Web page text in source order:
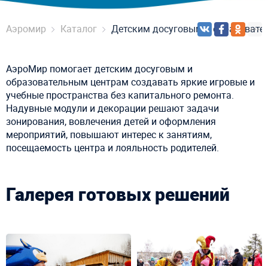
Аэромир Каталог Детским досуговым и
АэроМир помогает детским досуговым и
образовательным центрам создавать яркие игровые и
учебные пространства без капитального ремонта.
Надувные модули и декорации решают задачи
зонирования, вовлечения детей и оформления
мероприятий, повышают интерес к занятиям,
посещаемость центра и лояльность родителей.
Галерея готовых решений